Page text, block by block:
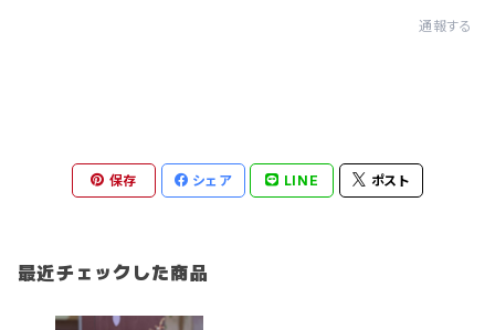
通報する
保存 シェア LINE ポスト
最近チェックした商品